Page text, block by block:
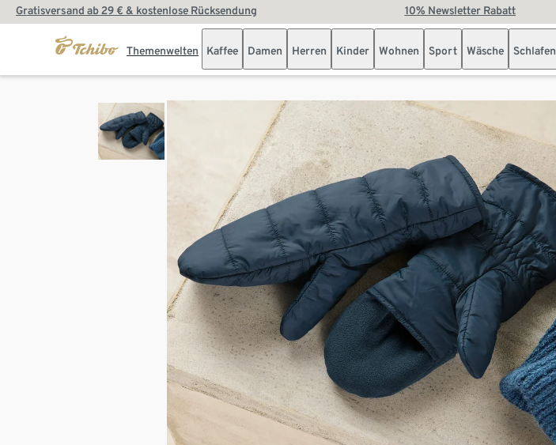
Gratisversand ab 29 € & kostenlose Rücksendung 10% Newsletter Rabatt
Themenwelten Kaffee Damen Herren Kinder Wohnen Sport Wäsche Schlafen